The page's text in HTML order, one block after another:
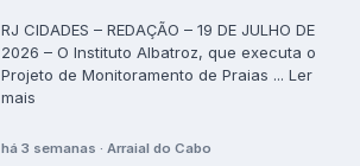
RJ CIDADES – REDAÇÃO – 19 DE JULHO DE
2026 – O Instituto Albatroz, que executa o
Projeto de Monitoramento de Praias ... Ler
mais
há 3 semanas · Arraial do Cabo